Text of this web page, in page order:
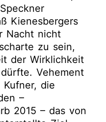
Kienesbergers
Nacht nicht
zu sein,
der Wirklichkeit
Vehement
die
–
2015 – das von